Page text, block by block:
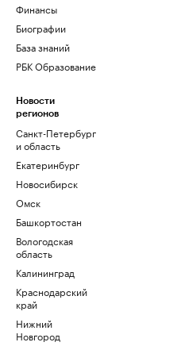
Финансы
Биографии
База знаний
РБК Образование
Новости
регионов
Санкт-Петербург
и область
Екатеринбург
Новосибирск
Омск
Башкортостан
Вологодская
область
Калининград
Краснодарский
край
Нижний
Новгород